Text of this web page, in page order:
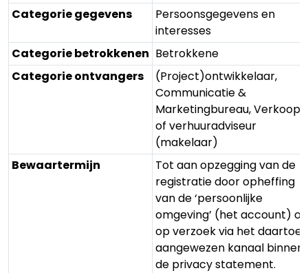
Categorie gegevens
Persoonsgegevens en
interesses
Categorie betrokkenen Betrokkene
Categorie ontvangers
(Project)ontwikkelaar,
Communicatie &
Marketingbureau, Verkoop-
of verhuuradviseur
(makelaar)
Bewaartermijn
Tot aan opzegging van de
registratie door opheffing
van de ‘persoonlijke
omgeving’ (het account) of
op verzoek via het daartoe
aangewezen kanaal binnen
de privacy statement.